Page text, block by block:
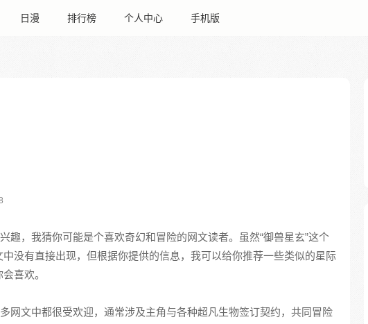
日漫 排行榜 个人中心 手机版
趣，我猜你可能是个喜欢奇幻和冒险的网文读者。虽然“御兽星玄”这个
没有直接出现，但根据你提供的信息，我可以给你推荐一些类似的星际
喜欢。
网文中都很受欢迎，通常涉及主角与各种超凡生物签订契约，共同冒险